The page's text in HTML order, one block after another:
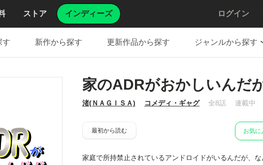
ストア インディーズ ログイン
す 新作から探す 更新作品から探す ジャンルから探す
家のADRがおかしいんだ
渚(ＮＡＧＩＳＡ) コメディ・ギャグ 全8話 連載中
最初から読む お気に
家庭で所持禁止されているアンドロイドがいるんだが、